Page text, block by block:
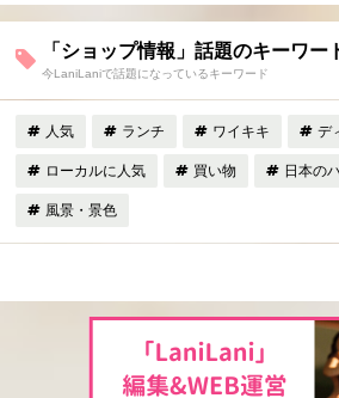
「ショップ情報」話題のキーワー
今LaniLaniで話題になっているキーワード
人気 ランチ ワイキキ デ
ローカルに人気 買い物 日本の
風景・景色